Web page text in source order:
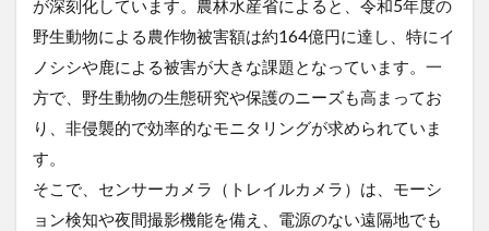
が深刻化しています。農林水産省によると、令和5年度の
野生動物による農作物被害額は約164億円に達し、特にイ
ノシシや鹿による被害が大きな課題となっています。一
方で、野生動物の生態研究や保護のニーズも高まってお
り、非侵襲的で効率的なモニタリングが求められていま
す。
そこで、センサーカメラ（トレイルカメラ）は、モーシ
ョン検知や夜間撮影機能を備え、電源のない遠隔地でも
おすすめ
エンジン監視 飲食店
検索